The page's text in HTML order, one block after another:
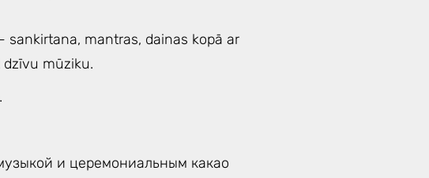
sankirtana, mantras, dainas kopā ar
mūziku.
и церемониальным какао